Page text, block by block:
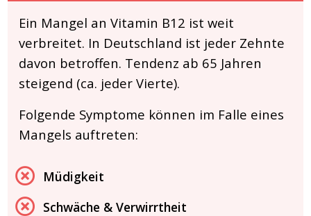
Ein Mangel an Vitamin B12 ist weit
verbreitet. In Deutschland ist jeder Zehnte
davon betroffen. Tendenz ab 65 Jahren
steigend (ca. jeder Vierte).
Folgende Symptome können im Falle eines
Mangels auftreten:
Müdigkeit
Schwäche & Verwirrtheit